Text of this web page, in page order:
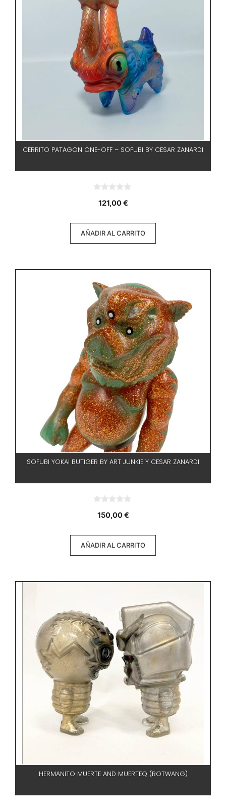
CERRITO PATAGON ONE-OFF – SOFUBI BY CESAR ZANARDI
121,00€
AÑADIR AL CARRITO
SOFUBI YOKAI BUTIGER BY ART JUNKIE Y CESAR ZANARDI
150,00€
AÑADIR AL CARRITO
HERMANITO MUERTE AND MUERTEQ (ROTWANG)